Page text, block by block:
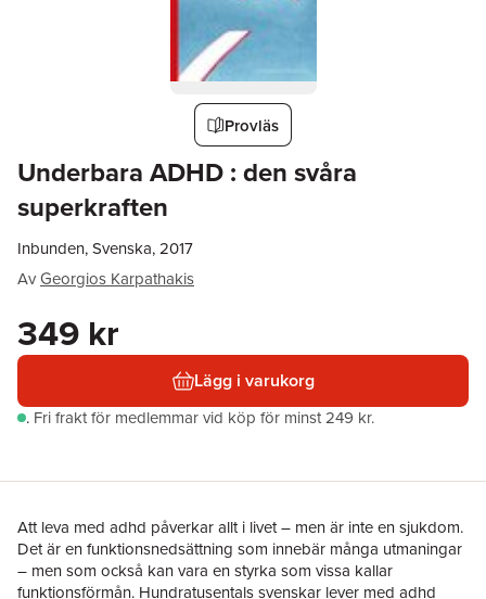
Provläs
Underbara ADHD : den svåra
superkraften
Inbunden, Svenska, 2017
AvGeorgios Karpathakis
349 kr
Lägg i varukorg
. Fri frakt för medlemmar vid köp för minst 249 kr.
Att leva med adhd påverkar allt i livet – men är inte en sjukdom.
Det är en funktionsnedsättning som innebär många utmaningar
– men som också kan vara en styrka som vissa kallar
funktionsförmån. Hundratusentals svenskar lever med adhd